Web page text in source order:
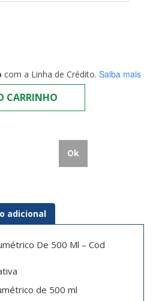
com a Linha de Crédito. Saiba mais
CARRINHO
Ok
adicional
De 500 Ml – Cod
de 500 ml